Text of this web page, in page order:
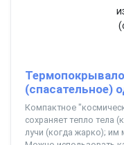
(спасательное)
Компактное
сохраняет тепло тела
лучи (когда жарко); им